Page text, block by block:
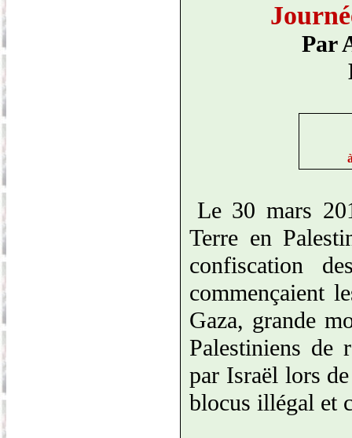
Par
Le 30 mars
Terre en
confiscation
commençaient
Gaza, grande
Palestiniens de
par Israël lors
blocus illégal et